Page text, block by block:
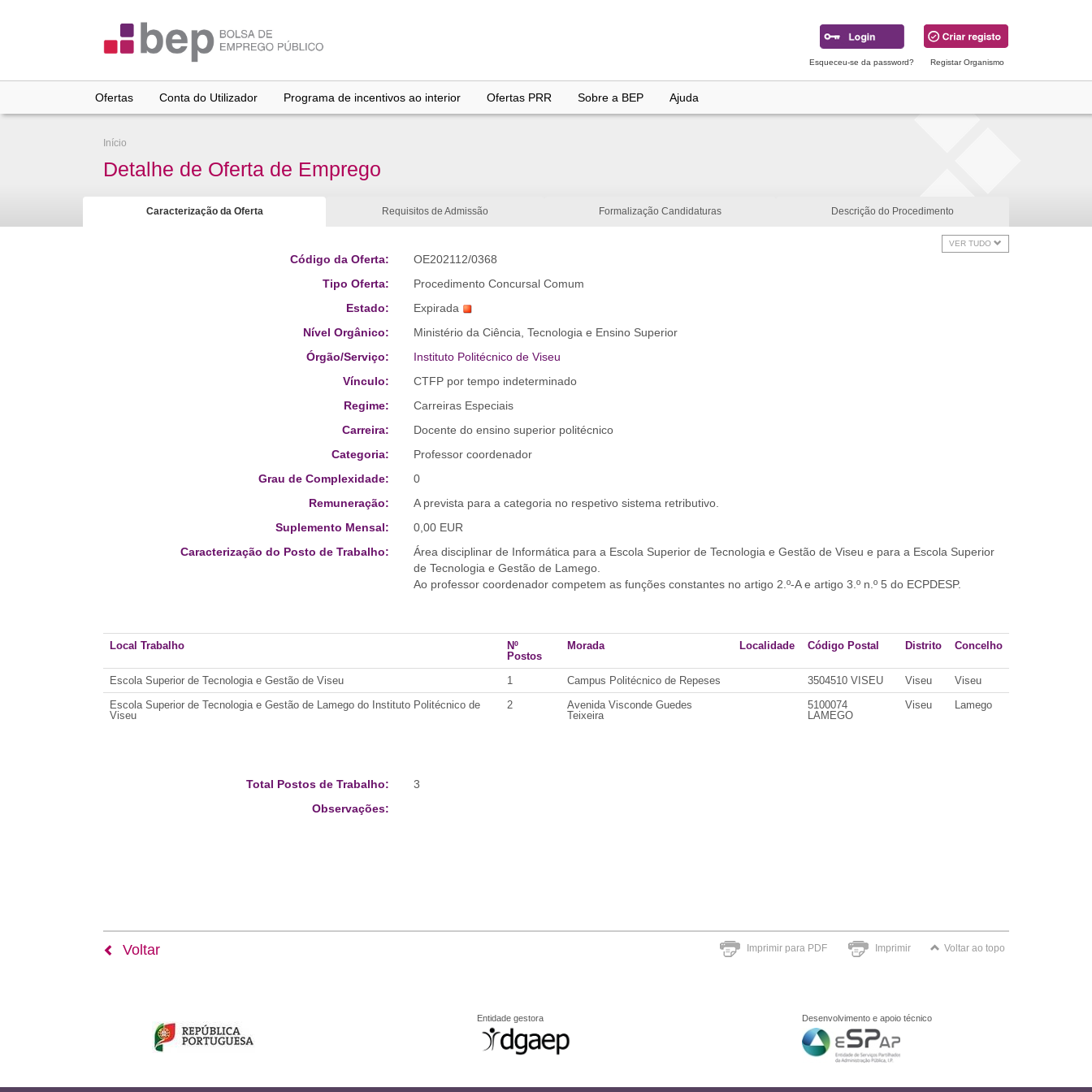
Esqueceu-se da password? Registar Organismo
Ofertas Conta do Utilizador Programa de incentivos ao interior Ofertas PRR Sobre a BEP Ajuda
Início
Detalhe de Oferta de Emprego
Caracterização da Oferta Requisitos de Admissão Formalização Candidaturas Descrição do Procedimento
VER TUDO
Código da Oferta:
OE202112/0368
Tipo Oferta:
Procedimento Concursal Comum
Estado:
Expirada
Nível Orgânico:
Ministério da Ciência, Tecnologia e Ensino Superior
Órgão/Serviço:
Instituto Politécnico de Viseu
Vínculo:
CTFP por tempo indeterminado
Regime:
Carreiras Especiais
Carreira:
Docente do ensino superior politécnico
Categoria:
Professor coordenador
Grau de Complexidade:
0
Remuneração:
A prevista para a categoria no respetivo sistema retributivo.
Suplemento Mensal:
0,00 EUR
Caracterização do Posto de Trabalho:
Área disciplinar de Informática para a Escola Superior de Tecnologia e Gestão de Viseu e para a Escola Superior
de Tecnologia e Gestão de Lamego.
Ao professor coordenador competem as funções constantes no artigo 2.º-A e artigo 3.º n.º 5 do ECPDESP.
Local Trabalho
Nº
Postos
Morada Localidade Código Postal Distrito Concelho
Escola Superior de Tecnologia e Gestão de Viseu 1 Campus Politécnico de Repeses 3504510 VISEU Viseu
Viseu
Escola Superior de Tecnologia e Gestão de Lamego do Instituto Politécnico de
Viseu
2
Avenida Visconde Guedes
Teixeira
5100074
LAMEGO
Viseu Lamego
Total Postos de Trabalho:
3
Observações:
Imprimir para PDF Imprimir Voltar ao topo
Voltar
Entidade gestora Desenvolvimento e apoio técnico